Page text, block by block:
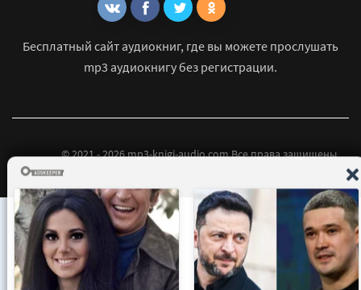
Бесплатный сайт аудиокниг, где вы можете прослушать
mp3 аудиокнигу без регистрации.
© 2021 - 2026 mp3-knigi-audio.com Все права защищены